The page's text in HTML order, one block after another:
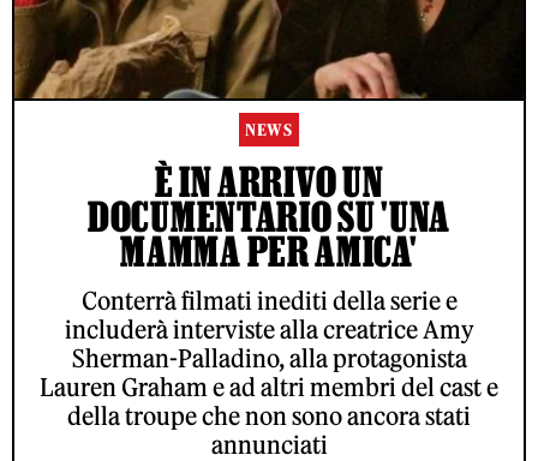
NEWS
È IN ARRIVO UN
DOCUMENTARIO SU 'UNA
MAMMA PER AMICA'
Conterrà filmati inediti della serie e
includerà interviste alla creatrice Amy
Sherman-Palladino, alla protagonista
Lauren Graham e ad altri membri del cast e
della troupe che non sono ancora stati
annunciati